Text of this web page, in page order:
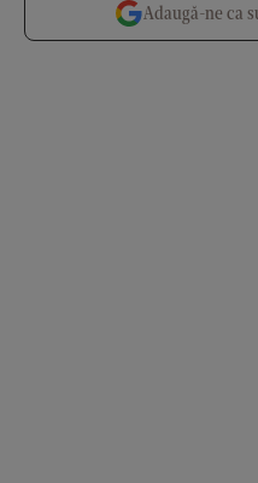
Adaugă-ne ca